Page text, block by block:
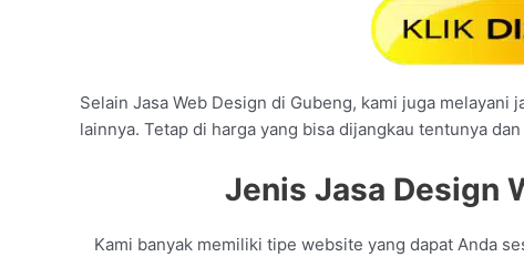
Selain Jasa Web Design di Gubeng, kami juga
lainnya. Tetap di harga yang bisa dijangkau tentunya
Jenis Jasa Design
Kami banyak memiliki tipe website yang dapat Anda